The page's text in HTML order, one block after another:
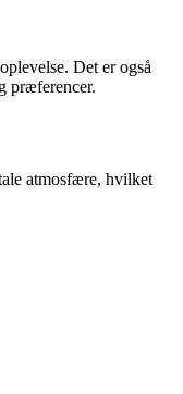
Det er også
præferencer.
atmosfære, hvilket